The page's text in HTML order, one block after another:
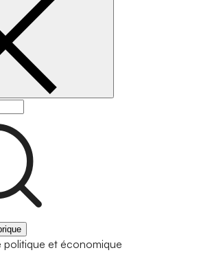
politique et économique